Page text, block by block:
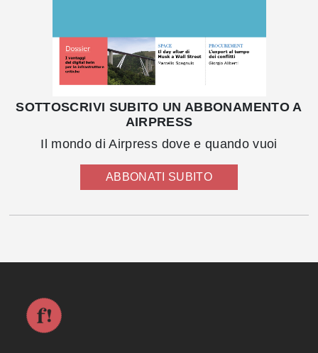
SOTTOSCRIVI SUBITO UN ABBONAMENTO A
AIRPRESS
Il mondo di Airpress dove e quando vuoi
ABBONATI SUBITO